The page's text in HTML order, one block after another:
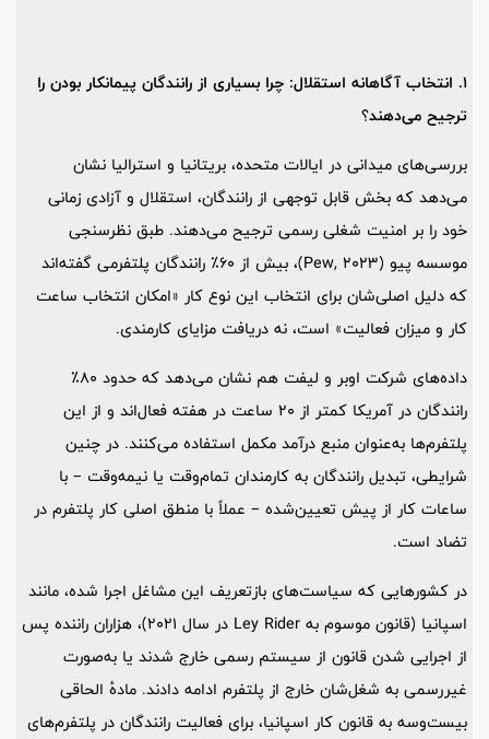
1. انتخاب آگاهانه‌ استقلال: چرا بسیاری از رانندگان پیمانکار بودن را
ترجیح می‌دهند؟
بررسی‌های میدانی در ایالات متحده، بریتانیا و استرالیا نشان
می‌دهد که بخش قابل توجهی از رانندگان، استقلال و آزادی زمانی
خود را بر امنیت شغلی رسمی ترجیح می‌دهند. طبق نظرسنجی
موسسه پیو (Pew, 2023)، بیش از 60٪ رانندگان پلتفرمی گفته‌اند
که دلیل اصلی‌شان برای انتخاب این نوع کار «امکان انتخاب ساعت
کار و میزان فعالیت» است، نه دریافت مزایای کارمندی.
داده‌های شرکت‌ اوبر و لیفت هم نشان می‌دهد که حدود 80٪
رانندگان در آمریکا کمتر از 20 ساعت در هفته فعال‌اند و از این
پلتفرم‌ها به‌عنوان منبع درآمد مکمل استفاده می‌کنند. در چنین
شرایطی، تبدیل رانندگان به کارمندان تمام‌وقت یا نیمه‌وقت – با
ساعات کار از پیش تعیین‌شده – عملاً با منطق اصلی کار پلتفرم در
تضاد است.
در کشورهایی که سیاست‌های بازتعریف این مشاغل اجرا شده، مانند
اسپانیا (قانون موسوم به Ley Rider در سال 2021)، هزاران راننده پس
از اجرایی شدن قانون از سیستم رسمی خارج شدند یا به‌صورت
غیررسمی به شغل‌شان خارج از پلتفرم ادامه دادند. مادهٔ الحاقی
بیست‌وسه به قانون کار اسپانیا، برای فعالیت رانندگان در پلتفرم‌های